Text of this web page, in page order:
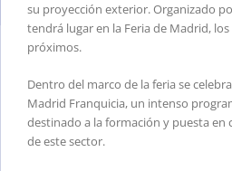
su proyección exterior. Organizado
tendrá lugar en la Feria de Madrid, los
próximos.
Dentro del marco de la feria se
Madrid Franquicia, un intenso
destinado a la formación y puesta en
de este sector.